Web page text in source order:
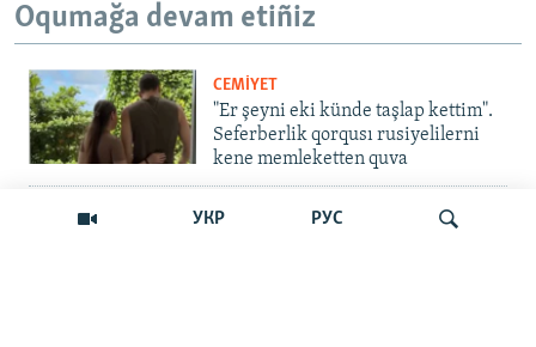
УКР РУС
Oqumağa devam etiñiz
CEMİYET
"Er şeyni eki künde taşlap kettim".
Seferberlik qorqusı rusiyelilerni
kene memleketten quva
İNSAN AQLARI